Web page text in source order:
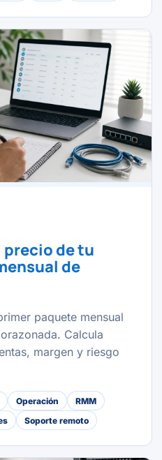
de tu
de
paquete mensual
Calcula
margen y riesgo
Operación
RMM
Soporte remoto